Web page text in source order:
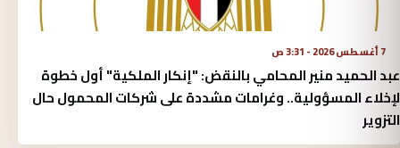
7 أغسطس 2026 - 3:31 ص
عبد الحميد منير المحامي بالنقض: "إنكار الملكية" أول خطوة
لإخلاء المسؤولية.. وغرامات مشددة على شركات المحمول حال
التزوير